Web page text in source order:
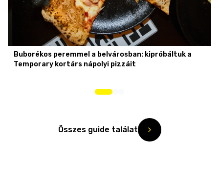
Buborékos peremmel a belvárosban: kipróbáltuk a
Temporary kortárs nápolyi pizzáit
Összes guide találat